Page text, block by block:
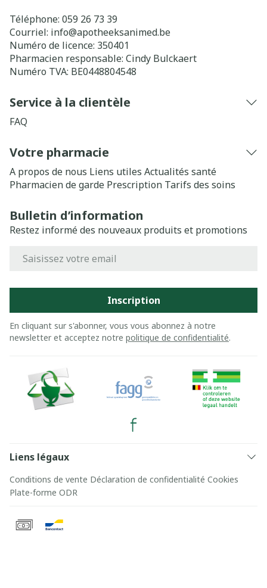
Téléphone: 059 26 73 39
Courriel: info@apotheeksanimed.be
Numéro de licence: 350401
Pharmacien responsable: Cindy Bulckaert
Numéro TVA: BE0448804548
Service à la clientèle
FAQ
Votre pharmacie
A propos de nous Liens utiles Actualités santé
Pharmacien de garde Prescription Tarifs des soins
Bulletin d’information
Restez informé des nouveaux produits et promotions
Inscription
En cliquant sur s'abonner, vous vous abonnez à notre
newsletter et acceptez notre politique de confidentialité.
Liens légaux
Conditions de vente Déclaration de confidentialité Cookies
Plate-forme ODR